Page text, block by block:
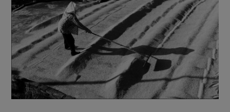
芽苗類 蕈菇類
辛香料類
奶蛋豆・五穀
蛋 乳製品
豆製品 米麵雜糧
米食
麵食
肉食
海鮮
常備菜
預購活動
把最好的台灣味帶回家！
防災用品預購圓滿結束
2026年端午節預購圓滿結束
更多預購活動
綠主張
觀點文章
主婦食堂 一籃菜真心話
社內大小事 合作聯合國
關於合作社
認識合作社
關於我們
重要公告